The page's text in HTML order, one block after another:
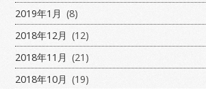
2019年1月 (8)
2018年12月 (12)
2018年11月 (21)
2018年10月 (19)